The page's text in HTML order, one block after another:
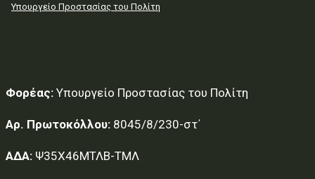
Υπουργείο Προστασίας του Πολίτη
Φορέας: Υπουργείο Προστασίας του Πολίτη
Αρ. Πρωτοκόλλου: 8045/8/230-στ΄
ΑΔΑ: Ψ35Χ46ΜΤΛΒ-ΤΜΛ